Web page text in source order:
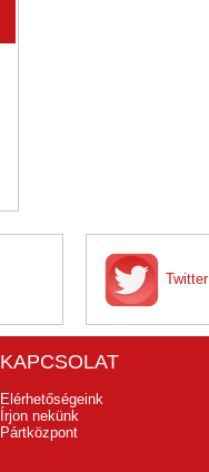
Twitter
KAPCSOLAT
Elérhetőségeink
Írjon nekünk
Pártközpont